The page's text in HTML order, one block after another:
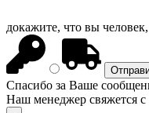
докажите, что вы
Спасибо за Ваше
Наш менеджер свяжется